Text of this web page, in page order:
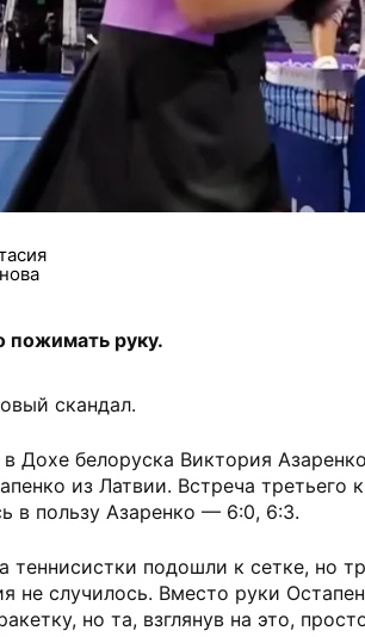
пожимать руку.
скандал.
Дохе белоруска Виктория
из Латвии. Встреча третьего
в пользу Азаренко — 6:0, 6:3.
теннисистки подошли к сетке, но
не случилось. Вместо руки
но та, взглянув на это,